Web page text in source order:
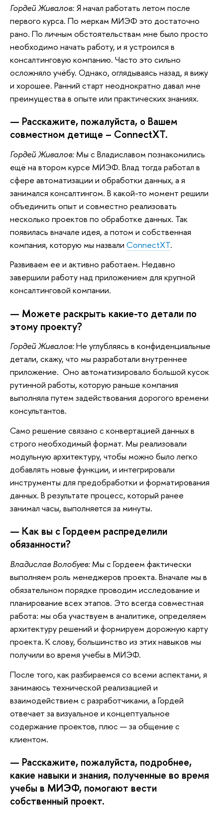
Гордей Живалов: Я начал работать летом после
первого курса. По меркам МИЭФ это достаточно
рано. По личным обстоятельствам мне было просто
необходимо начать работу, и я устроился в
консалтинговую компанию. Часто это сильно
осложняло учёбу. Однако, оглядываясь назад, я вижу
и хорошее. Ранний старт неоднократно давал мне
преимущества в опыте или практических знаниях.
— Расскажите, пожалуйста, о Вашем
совместном детище – ConnectXT.
Гордей Живалов: Мы с Владиславом познакомились
ещё на втором курсе МИЭФ. Влад тогда работал в
сфере автоматизации и обработки данных, а я
занимался консалтингом. В какой-то момент решили
объединить опыт и совместно реализовать
несколько проектов по обработке данных. Так
появилась вначале идея, а потом и собственная
компания, которую мы назвали ConnectXT.
Развиваем ее и активно работаем. Недавно
завершили работу над приложением для крупной
консалтинговой компании.
— Можете раскрыть какие-то детали по
этому проекту?
Гордей Живалов:Не углубляясь в конфиденциальные
детали, скажу, что мы разработали внутреннее
приложение. Оно автоматизировало большой кусок
рутинной работы, которую раньше компания
выполняла путем задействования дорогого времени
консультантов.
Само решение связано с конвертацией данных в
строго необходимый формат. Мы реализовали
модульную архитектуру, чтобы можно было легко
добавлять новые функции, и интегрировали
инструменты для предобработки и форматирования
данных. В результате процесс, который ранее
занимал часы, выполняется за минуты.
— Как вы с Гордеем распределили
обязанности?
Владислав Волобуев: Мы с Гордеем фактически
выполняем роль менеджеров проекта. Вначале мы в
обязательном порядке проводим исследование и
планирование всех этапов. Это всегда совместная
работа: мы оба участвуем в аналитике, определяем
архитектуру решений и формируем дорожную карту
проекта. К слову, большинство из этих навыков мы
получили во время учебы в МИЭФ.
После того, как разбираемся со всеми аспектами, я
занимаюсь технической реализацией и
взаимодействием с разработчиками, а Гордей
отвечает за визуальное и концептуальное
содержание проектов, плюс — за общение с
клиентом.
— Расскажите, пожалуйста, подробнее,
какие навыки и знания, полученные во время
учебы в МИЭФ, помогают вести
собственный проект.